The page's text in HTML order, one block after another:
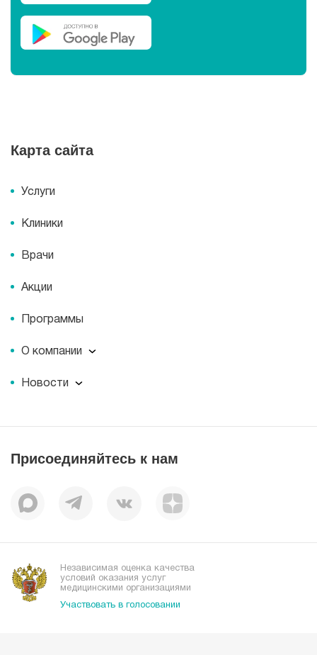
Карта сайта
Услуги
Клиники
Врачи
Акции
Программы
О компании
О компании
Пациентам
Миссия
Корпоративная социальная ответственность
Наши преимущества
Новости
Пресс-центр
Присоединяйтесь к нам
Независимая оценка качества
условий оказания услуг
медицинскими организациями
Участвовать в голосовании